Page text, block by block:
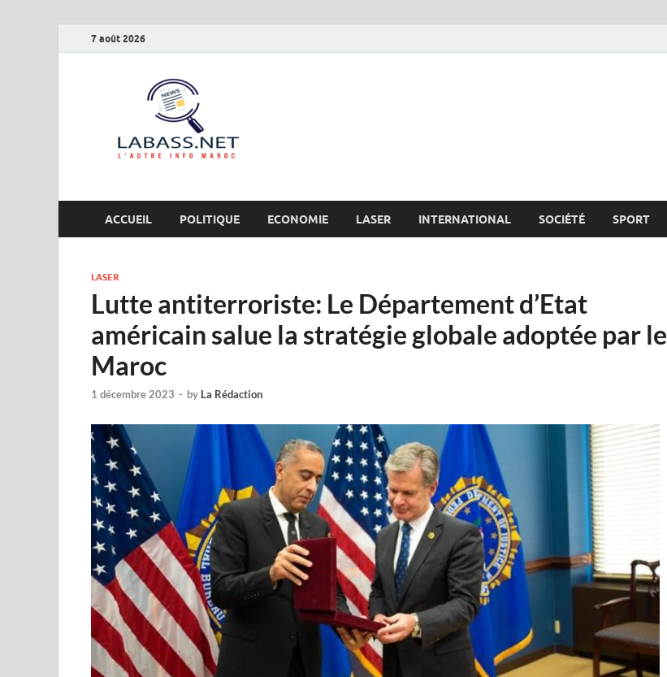
7 août 2026
ACCUEIL POLITIQUE ECONOMIE LASER INTERNATIONAL SOCIÉTÉ SPORT
LASER
Lutte antiterroriste: Le Département d’Etat
américain salue la stratégie globale adoptée par le
Maroc
1 décembre 2023 - by La Rédaction